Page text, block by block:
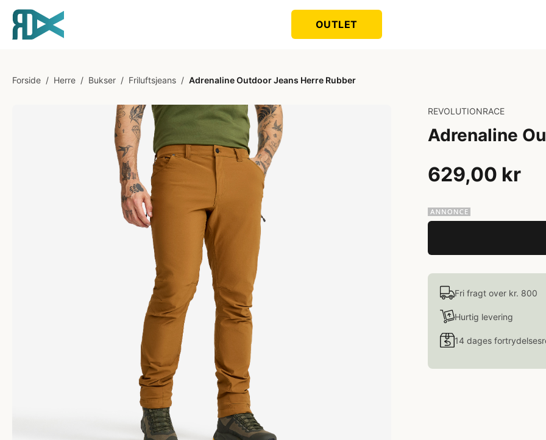
OUTLET
Forside / Herre / Bukser / Friluftsjeans / Adrenaline Outdoor Jeans Herre Rubber
REVOLUTIONRACE
Adrenaline
629,00 kr
Fri fragt over kr. 800
Hurtig levering
14 dages